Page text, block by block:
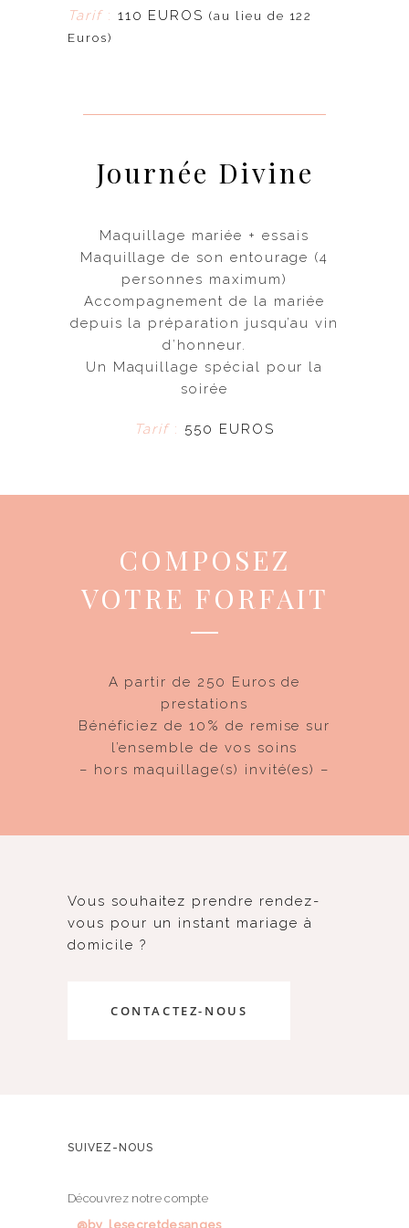
Tarif: 110 EUROS(au lieu de 122
Euros)
Journée Divine
Maquillage mariée + essais
Maquillage de son entourage (4
personnes maximum)
Accompagnement de la mariée
depuis la préparation jusqu’au vin
d’honneur.
Un Maquillage spécial pour la
soirée
Tarif: 550 EUROS
COMPOSEZ
VOTRE FORFAIT
A partir de 250 Euros de
prestations
Bénéficiez de 10% de remise sur
l’ensemble de vos soins
– hors maquillage(s) invité(es) –
Vous souhaitez prendre rendez-
vous pour un instant mariage à
domicile ?
CONTACTEZ-NOUS
SUIVEZ-NOUS
Découvrez notre compte
@by_lesecretdesanges